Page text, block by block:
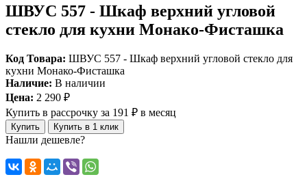
ШВУС 557 - Шкаф верхний угловой
стекло для кухни Монако-Фисташка
Код Товара: ШВУС 557 - Шкаф верхний угловой стекло для
кухни Монако-Фисташка
Наличие: В наличии
Цена: 2 290 ₽
Купить в рассрочку за 191 ₽ в месяц
Купить Купить в 1 клик
Нашли дешевле?